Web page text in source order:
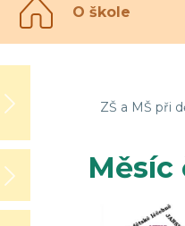
O škole
ZŠ a MŠ při
Měsíc